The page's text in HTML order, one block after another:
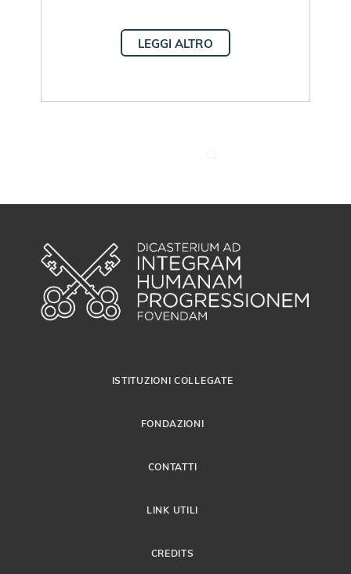
LEGGI ALTRO
ISTITUZIONI COLLEGATE
FONDAZIONI
CONTATTI
LINK UTILI
CREDITS